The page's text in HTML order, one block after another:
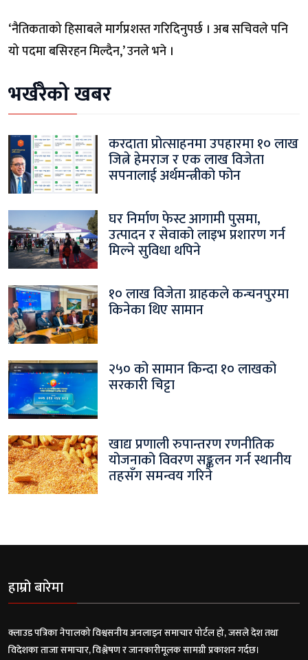
‘नैतिकताको हिसाबले मार्गप्रशस्त गरिदिनुपर्छ । अब सचिवले पनि
यो पदमा बसिरहन मिल्दैन,’ उनले भने ।
भर्खरैको खबर
करदाता प्रोत्साहनमा उपहारमा १० लाख
जित्ने हेमराज र एक लाख विजेता
सपनालाई अर्थमन्त्रीको फोन
घर निर्माण फेस्ट आगामी पुसमा,
उत्पादन र सेवाको लाइभ प्रशारण गर्न
मिल्ने सुविधा थपिने
१० लाख विजेता ग्राहकले कन्चनपुरमा
किनेका थिए सामान
२५० को सामान किन्दा १० लाखको
सरकारी चिट्टा
खाद्य प्रणाली रुपान्तरण रणनीतिक
योजनाको विवरण सङ्कलन गर्न स्थानीय
तहसँग समन्वय गरिने
हाम्रो बारेमा
क्लाउड पत्रिका नेपालको विश्वसनीय अनलाइन समाचार पोर्टल हो, जसले देश तथा
विदेशका ताजा समाचार, विश्लेषण र जानकारीमूलक सामग्री प्रकाशन गर्दछ।